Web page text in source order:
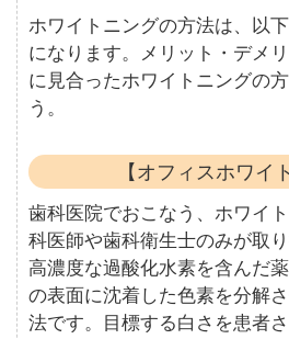
ホワイトニングの方法は、以
になります。メリット・デメ
に見合ったホワイトニングの
う。
【オフィスホワイ
歯科医院でおこなう、ホワイ
科医師や歯科衛生士のみが取
高濃度な過酸化水素を含んだ
の表面に沈着した色素を分解
法です。目標する白さを患者